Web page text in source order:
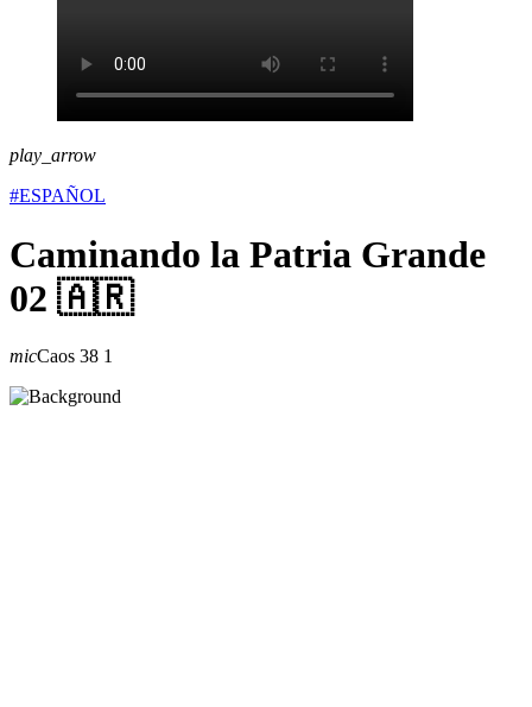
play_arrow
#ESPAÑOL
Caminando la Patria Grande
02 🇦🇷
micCaos 38 1